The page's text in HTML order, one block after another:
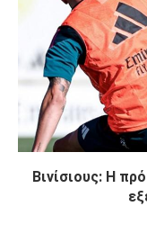
Βινίσιους: Η